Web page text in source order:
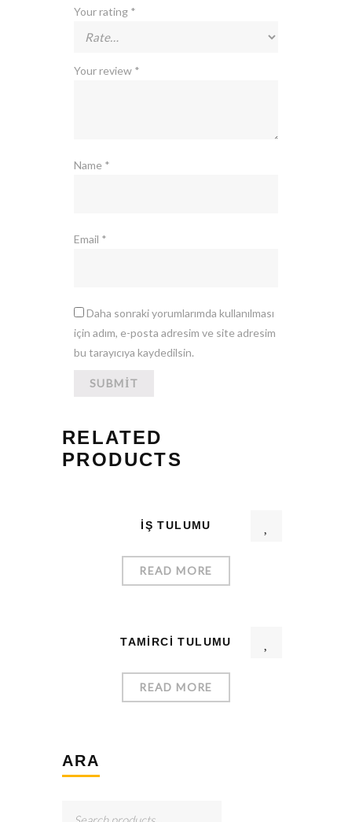
Your rating *
Your review *
Name *
Email *
Daha sonraki yorumlarımda kullanılması
için adım, e-posta adresim ve site adresim
bu tarayıcıya kaydedilsin.
RELATED
PRODUCTS
İŞ TULUMU
READ MORE
TAMIRCI TULUMU
READ MORE
ARA